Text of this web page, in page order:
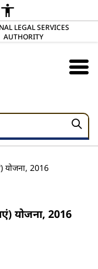
LEGAL SERVICES
AUTHORITY
योजना, 2016
योजना, 2016